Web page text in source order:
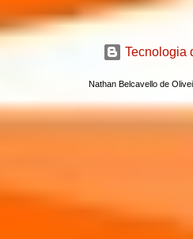
Tecnologia
Nathan Belcavello de